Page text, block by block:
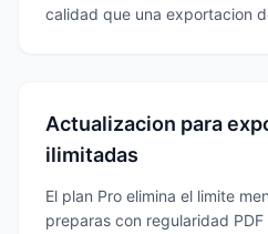
calidad que una exportacion
Actualizacion para
ilimitadas
El plan Pro elimina el limite
preparas con regularidad